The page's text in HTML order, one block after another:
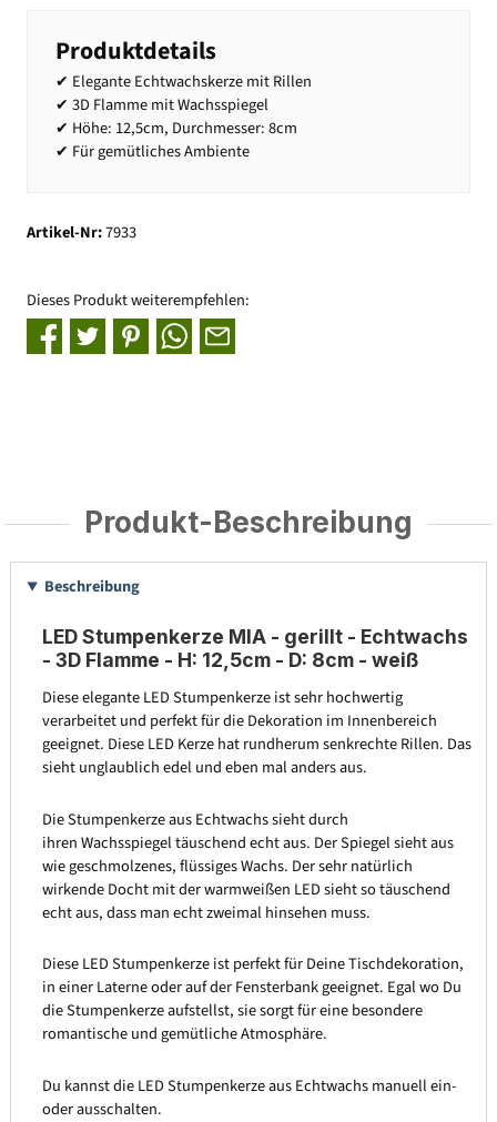
Produktdetails
✔ Elegante Echtwachskerze mit Rillen
✔ 3D Flamme mit Wachsspiegel
✔ Höhe: 12,5cm, Durchmesser: 8cm
✔ Für gemütliches Ambiente
Artikel-Nr:7933
Dieses Produkt weiterempfehlen:
Produkt-Beschreibung
Beschreibung
LED Stumpenkerze MIA - gerillt - Echtwachs
- 3D Flamme - H: 12,5cm - D: 8cm - weiß
Diese elegante LED Stumpenkerze ist sehr hochwertig
verarbeitet und perfekt für die Dekoration im Innenbereich
geeignet. Diese LED Kerze hat rundherum senkrechte Rillen. Das
sieht unglaublich edel und eben mal anders aus.
Die Stumpenkerze aus Echtwachs sieht durch
ihren Wachsspiegel täuschend echt aus. Der Spiegel sieht aus
wie geschmolzenes, flüssiges Wachs. Der sehr natürlich
wirkende Docht mit der warmweißen LED sieht so täuschend
echt aus, dass man echt zweimal hinsehen muss.
Diese LED Stumpenkerze ist perfekt für Deine Tischdekoration,
in einer Laterne oder auf der Fensterbank geeignet. Egal wo Du
die Stumpenkerze aufstellst, sie sorgt für eine besondere
romantische und gemütliche Atmosphäre.
Du kannst die LED Stumpenkerze aus Echtwachs manuell ein-
oder ausschalten.